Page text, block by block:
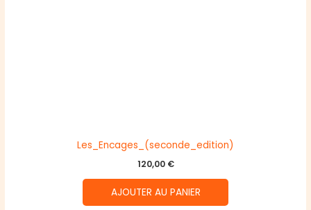
Les_Encages_(seconde_edition)
120,00 €
AJOUTER AU PANIER